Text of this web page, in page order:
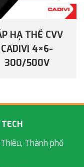
HẠ THẾ CVV
CADIVI 4×6-
300/500V
Thành phố